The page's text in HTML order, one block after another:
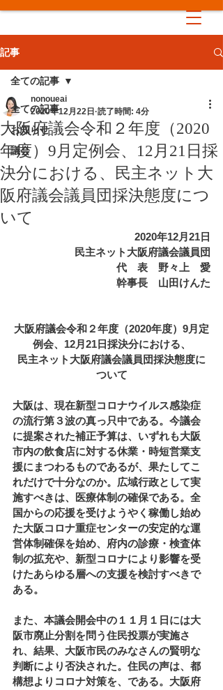
記事
全ての記事
お知らせ
議会
全ての記事
大阪府議会令和２年度（2020
年度）9月定例会、12月21日採
決分における、民主ネット大
阪府議会議員団採決態度につ
いて
nonoueai
2020年12月22日 読了時間: 4分
2020年12月21日
民主ネット大阪府議会議員団
代　表　野々上　愛
幹事長　山田けんた
大阪府議会令和２年度（2020年度）9月定
例会、12月21日採決分における、
民主ネット大阪府議会議員団採決態度に
ついて
大阪は、現在新型コロナウイルス感染症
の流行第３波の真っ只中である。今議会
に提案された補正予算は、いずれも大阪
市内の飲食店に対する休業・時短営業支
援にまつわるものであるが、果たしてこ
れだけで十分なのか。広域行政として実
施すべきは、医療体制の確保である。全
国からの応援を受けようやく稼働し始め
た大阪コロナ重症センターの安定的な運
営体制確保を始め、府内の診療・検査体
制の拡充や、新型コロナにより影響を受
けたあらゆる層への支援を検討すべきで
ある。
また、本議会開会中の１１月１日には大
阪市廃止分割を問う住民投票が実施さ
れ、結果、大阪市民のみなさんの賢明な
判断により否決された。住民の声は、都
構想よりコロナ対策を、である。大阪府